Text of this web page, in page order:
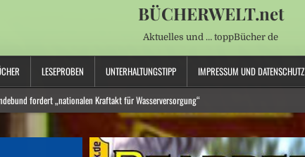
BÜCHERWELT.net
Aktuelles und … toppBücher de
LESEPROBEN UNTERHALTUNGSTIPP IMPRESSUM UND DATENSCHUTZ
fordert „nationalen Kraftakt für Wasserversorgung“
des Oman